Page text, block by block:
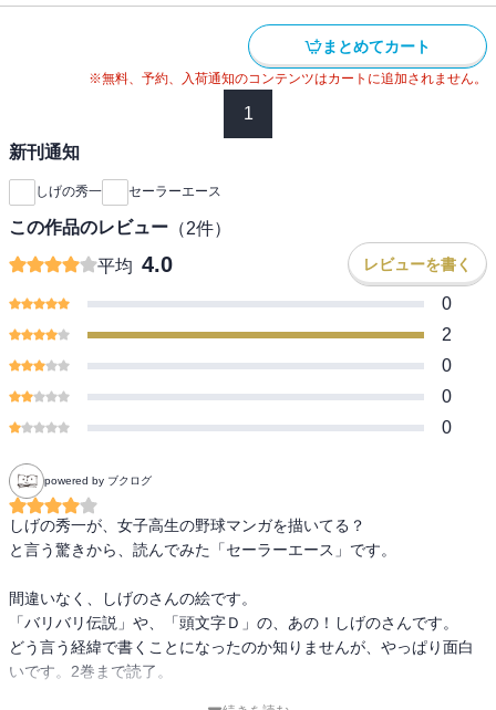
まとめてカート
※無料、予約、入荷通知のコンテンツはカートに追加されません。
1
新刊通知
しげの秀一 セーラーエース
この作品のレビュー （2件）
平均 4.0 レビューを書く
0
2
0
0
0
powered by ブクログ
しげの秀一が、女子高生の野球マンガを描いてる？
と言う驚きから、読んでみた「セーラーエース」です。
間違いなく、しげのさんの絵です。
「バリバリ伝説」や、「頭文字Ｄ」の、あの！しげのさんです。
どう言う経緯で書くことになったのか知りませんが、やっぱり面白
いです。2巻まで読了。